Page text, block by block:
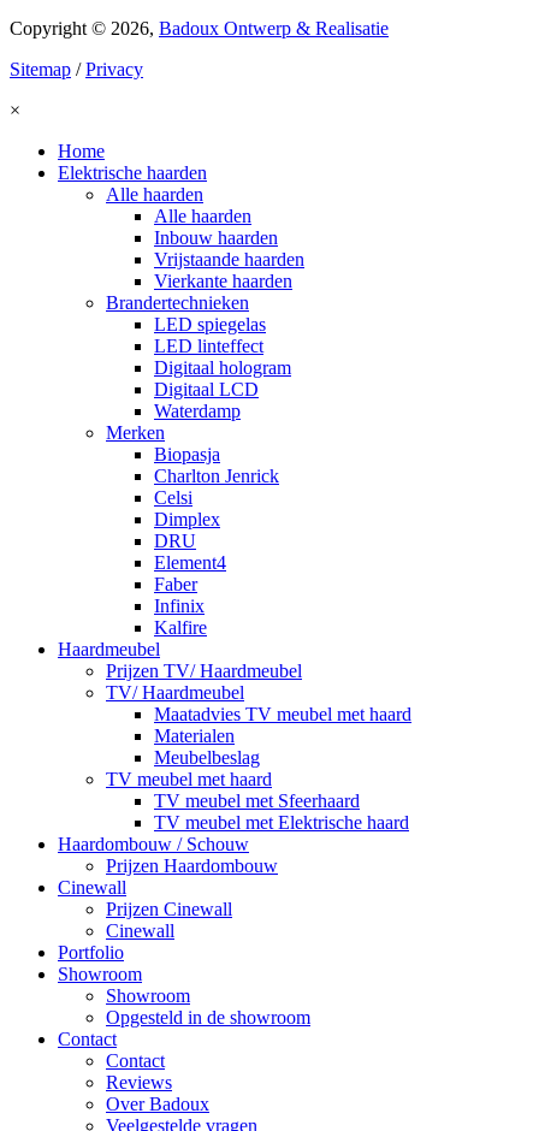
Copyright © 2026, Badoux Ontwerp & Realisatie
Sitemap /Privacy
×
Home
Elektrische haarden
Alle haarden
Alle haarden
Inbouw haarden
Vrijstaande haarden
Vierkante haarden
Brandertechnieken
LED spiegelas
LED linteffect
Digitaal hologram
Digitaal LCD
Waterdamp
Merken
Biopasja
Charlton Jenrick
Celsi
Dimplex
DRU
Element4
Faber
Infinix
Kalfire
Haardmeubel
Prijzen TV/ Haardmeubel
TV/ Haardmeubel
Maatadvies TV meubel met haard
Materialen
Meubelbeslag
TV meubel met haard
TV meubel met Sfeerhaard
TV meubel met Elektrische haard
Haardombouw / Schouw
Prijzen Haardombouw
Cinewall
Prijzen Cinewall
Cinewall
Portfolio
Showroom
Showroom
Opgesteld in de showroom
Contact
Contact
Reviews
Over Badoux
Veelgestelde vragen